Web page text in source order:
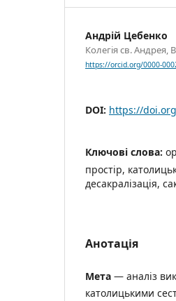
Андрій Цебенко
Колегія св. Андрея,
https://orcid.org/0000-
DOI: https://
Ключові слова:
простір,
десакралізація,
Анотація
Мета — аналіз
католицькими